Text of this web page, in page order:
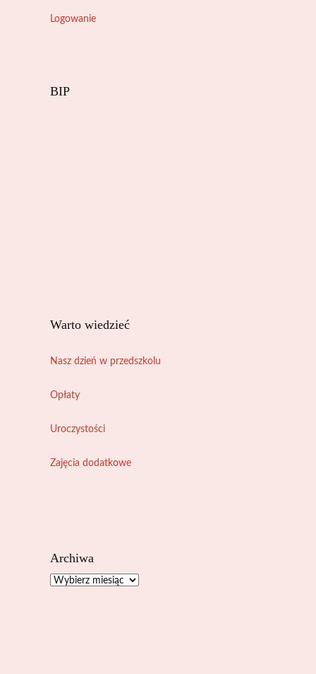
Logowanie
BIP
Warto wiedzieć
Nasz dzień w przedszkolu
Opłaty
Uroczystości
Zajęcia dodatkowe
Archiwa
Archiwa